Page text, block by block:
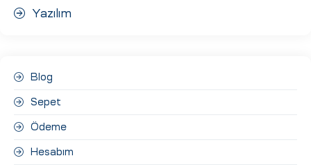
Yazılım
Blog
Sepet
Ödeme
Hesabım